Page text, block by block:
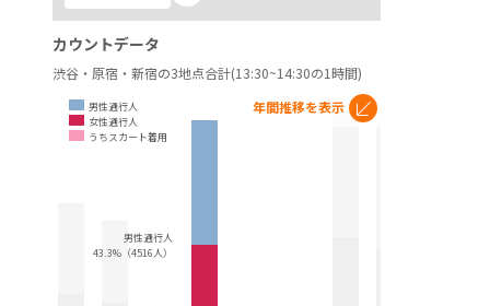
カウントデータ
渋谷・原宿・新宿の3地点合計(13:30~14:30の1時間)
男性通行人
女性通行人
うちスカート着用
年間推移を表示
男性通行人
43.3%（4516人）